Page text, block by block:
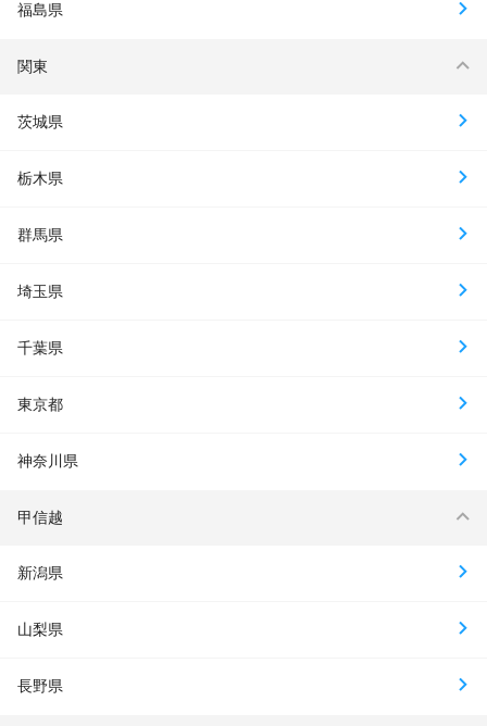
福島県
関東
茨城県
栃木県
群馬県
埼玉県
千葉県
東京都
神奈川県
甲信越
新潟県
山梨県
長野県